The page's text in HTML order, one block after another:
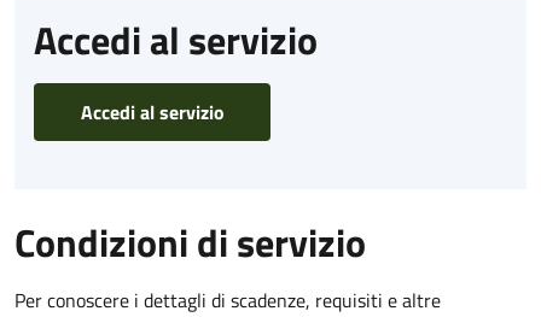
Accedi al servizio
Accedi al servizio
Condizioni di servizio
Per conoscere i dettagli di scadenze, requisiti e altre